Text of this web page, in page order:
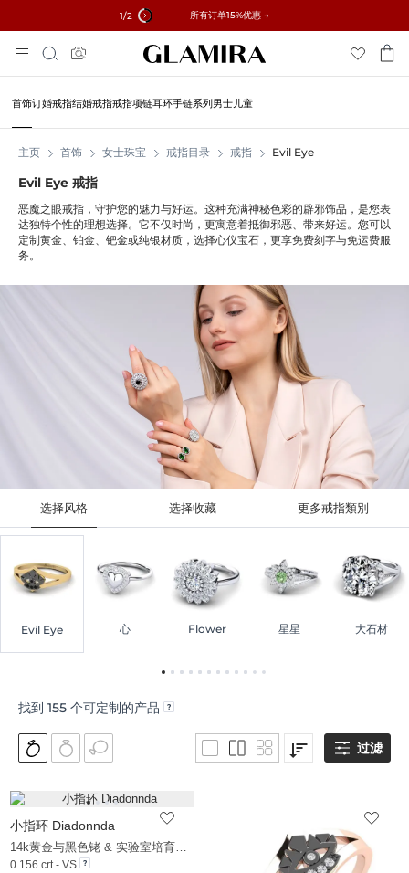
1/2 所有订单15%优惠 →
✓ 60天退货 ✓ 免费调整尺寸
到
内
搜
首饰订婚戒指结婚戒指戒指项链耳环手链系列男士儿童
主页 首饰 女士珠宝 戒指目录 戒指 Evil Eye
Evil Eye 戒指
恶魔之眼戒指，守护您的魅力与好运。这种充满神秘色彩的辟邪饰品，是您表
达独特个性的理想选择。它不仅时尚，更寓意着抵御邪恶、带来好运。您可以
定制黄金、铂金、钯金或纯银材质，选择心仪宝石，更享免费刻字与免运费服
务。
选择风格 选择收藏 更多戒指類別
Evil Eye 心 Flower 星星 大石材
找到 155 个可定制的产品
过滤
小指环 Diadonnda
14k黄金与黑色铑 & 实验室培育钻石
0.156 crt - VS